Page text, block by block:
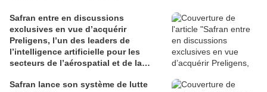
Safran entre en discussions
exclusives en vue d’acquérir
Preligens, l’un des leaders de
l’intelligence artificielle pour les
secteurs de l’aérospatial et de la
Safran lance son système de lutte